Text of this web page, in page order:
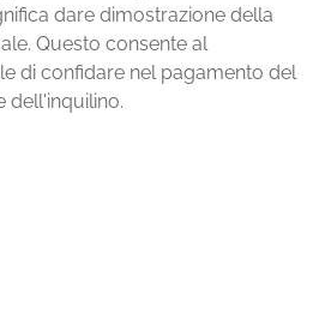
dare dimostrazione della
Questo consente al
di confidare nel pagamento del
dell'inquilino.